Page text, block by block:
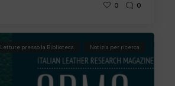
0 0
Letture presso la Biblioteca Notizia per ricerca